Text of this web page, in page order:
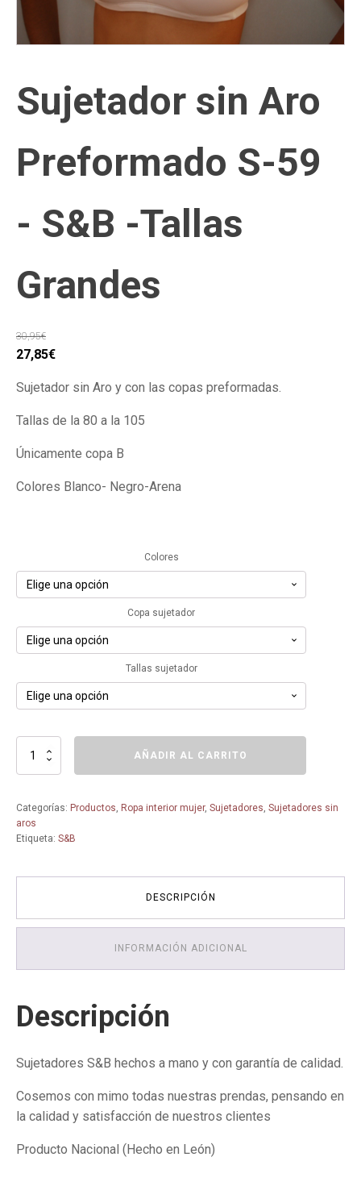
Sujetador sin Aro
Preformado S-59
- S&B -Tallas
Grandes
30,95€
El
original
era:
27,85€El
actual
es:
Sujetador sin Aro y con las copas preformadas.
Tallas de la 80 a la 105
Únicamente copa B
Colores Blanco- Negro-Arena
Colores
Copa sujetador
Tallas sujetador
Sujetador
S-
59
-
cantidad
AÑADIR AL CARRITO
Categorías: Productos Ropa interior mujer, Sujetadores Sujetadores sin
aros
Etiqueta: S&B
DESCRIPCIÓN
INFORMACIÓN ADICIONAL
Descripción
Sujetadores S&B hechos a mano y con garantía de calidad.
Cosemos con mimo todas nuestras prendas, pensando en
la calidad y satisfacción de nuestros clientes
Producto Nacional (Hecho en León)